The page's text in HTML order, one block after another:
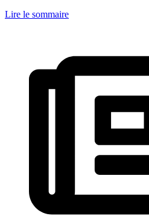
Lire le sommaire